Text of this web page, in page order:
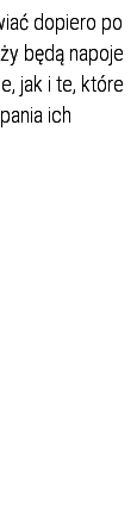
dopiero po
będą napoje
jak i te, które
ich